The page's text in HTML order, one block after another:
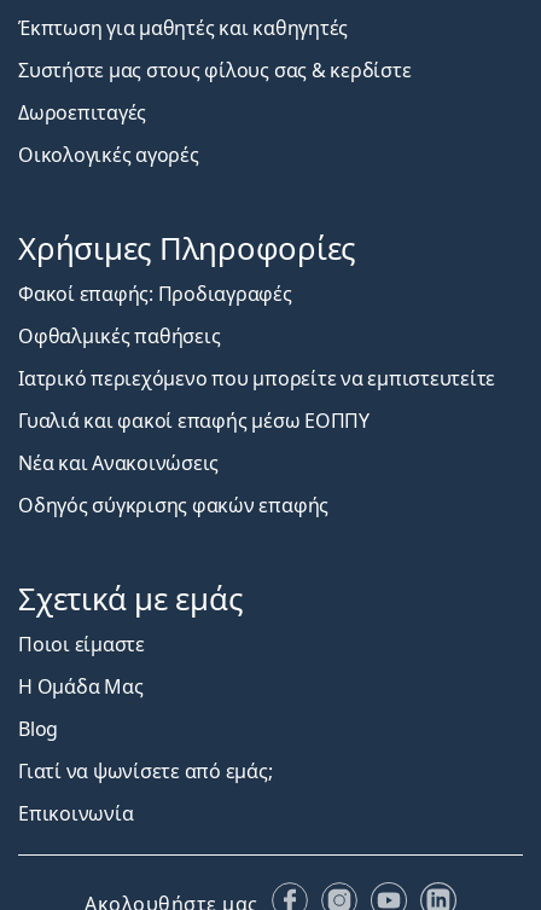
Έκπτωση για μαθητές και καθηγητές
Συστήστε μας στους φίλους σας & κερδίστε
Δωροεπιταγές
Οικολογικές αγορές
Χρήσιμες Πληροφορίες
Φακοί επαφής: Προδιαγραφές
Οφθαλμικές παθήσεις
Ιατρικό περιεχόμενο που μπορείτε να εμπιστευτείτε
Γυαλιά και φακοί επαφής μέσω ΕΟΠΠΥ
Νέα και Ανακοινώσεις
Οδηγός σύγκρισης φακών επαφής
Σχετικά με εμάς
Ποιοι είμαστε
Η Ομάδα Μας
Blog
Γιατί να ψωνίσετε από εμάς;
Επικοινωνία
Ακολουθήστε μας FacebookInstagram
YouTubeLinkedIn